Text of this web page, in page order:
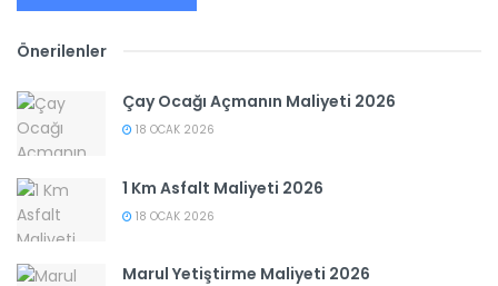
Önerilenler
Çay Ocağı Açmanın Maliyeti 2026
18 OCAK 2026
1 Km Asfalt Maliyeti 2026
18 OCAK 2026
Marul Yetiştirme Maliyeti 2026